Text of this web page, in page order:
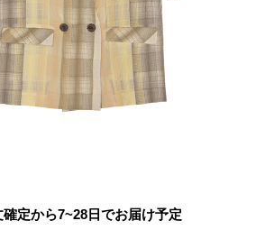
確定から7~28日でお届け予定